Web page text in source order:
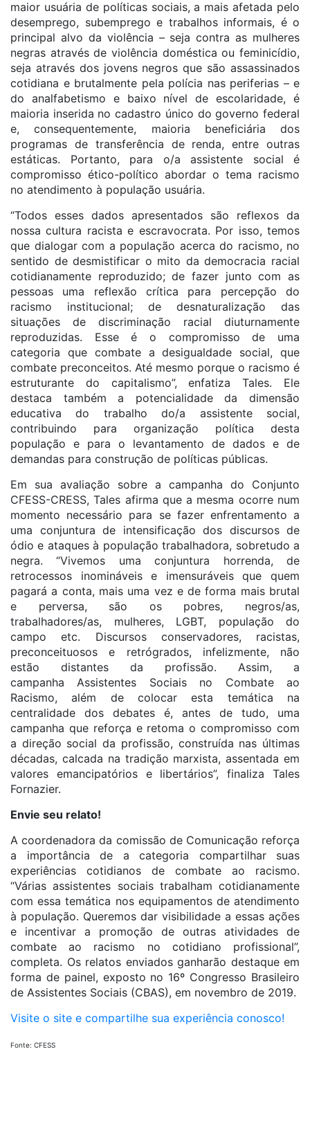
maior usuária de políticas sociais, a mais afetada pelo
desemprego, subemprego e trabalhos informais, é o
principal alvo da violência – seja contra as mulheres
negras através de violência doméstica ou feminicídio,
seja através dos jovens negros que são assassinados
cotidiana e brutalmente pela polícia nas periferias – e
do analfabetismo e baixo nível de escolaridade, é
maioria inserida no cadastro único do governo federal
e, consequentemente, maioria beneficiária dos
programas de transferência de renda, entre outras
estáticas. Portanto, para o/a assistente social é
compromisso ético-político abordar o tema racismo
no atendimento à população usuária.
“Todos esses dados apresentados são reflexos da
nossa cultura racista e escravocrata. Por isso, temos
que dialogar com a população acerca do racismo, no
sentido de desmistificar o mito da democracia racial
cotidianamente reproduzido; de fazer junto com as
pessoas uma reflexão crítica para percepção do
racismo institucional; de desnaturalização das
situações de discriminação racial diuturnamente
reproduzidas. Esse é o compromisso de uma
categoria que combate a desigualdade social, que
combate preconceitos. Até mesmo porque o racismo é
estruturante do capitalismo”, enfatiza Tales. Ele
destaca também a potencialidade da dimensão
educativa do trabalho do/a assistente social,
contribuindo para organização política desta
população e para o levantamento de dados e de
demandas para construção de políticas públicas.
Em sua avaliação sobre a campanha do Conjunto
CFESS-CRESS, Tales afirma que a mesma ocorre num
momento necessário para se fazer enfrentamento a
uma conjuntura de intensificação dos discursos de
ódio e ataques à população trabalhadora, sobretudo a
negra. “Vivemos uma conjuntura horrenda, de
retrocessos inomináveis e imensuráveis que quem
pagará a conta, mais uma vez e de forma mais brutal
e perversa, são os pobres, negros/as,
trabalhadores/as, mulheres, LGBT, população do
campo etc. Discursos conservadores, racistas,
preconceituosos e retrógrados, infelizmente, não
estão distantes da profissão. Assim, a
campanha Assistentes Sociais no Combate ao
Racismo, além de colocar esta temática na
centralidade dos debates é, antes de tudo, uma
campanha que reforça e retoma o compromisso com
a direção social da profissão, construída nas últimas
décadas, calcada na tradição marxista, assentada em
valores emancipatórios e libertários”, finaliza Tales
Fornazier.
Envie seu relato!
A coordenadora da comissão de Comunicação reforça
a importância de a categoria compartilhar suas
experiências cotidianos de combate ao racismo.
“Várias assistentes sociais trabalham cotidianamente
com essa temática nos equipamentos de atendimento
à população. Queremos dar visibilidade a essas ações
e incentivar a promoção de outras atividades de
combate ao racismo no cotidiano profissional”,
completa. Os relatos enviados ganharão destaque em
forma de painel, exposto no 16º Congresso Brasileiro
de Assistentes Sociais (CBAS), em novembro de 2019.
Visite o site e compartilhe sua experiência conosco!
Fonte: CFESS